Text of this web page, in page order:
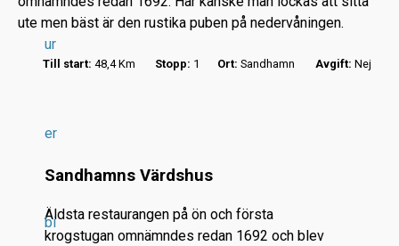
ur
er
bi
ute men bäst är den rustika puben på nedervåningen.
Till start: 48,4 Km Stopp: 1 Ort: Sandhamn Avgift: Nej
Sandhamns Värdshus
Äldsta restaurangen på ön och första
krogstugan omnämndes redan 1692 och blev